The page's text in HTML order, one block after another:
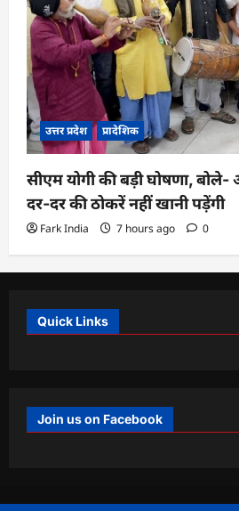
उत्तर प्रदेश प्रादेशिक
सीएम योगी की बड़ी घोषणा,
दर-दर की ठोकरें नहीं खानी पड़ेंगी
Fark India 7 hours ago 0
Quick Links
Join us on Facebook